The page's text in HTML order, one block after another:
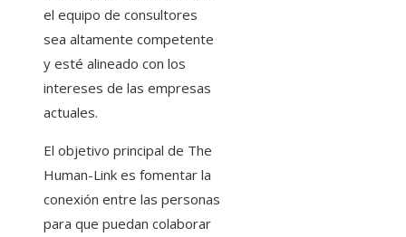
el equipo de consultores
sea altamente competente
y esté alineado con los
intereses de las empresas
actuales.
El objetivo principal de The
Human-Link es fomentar la
conexión entre las personas
para que puedan colaborar